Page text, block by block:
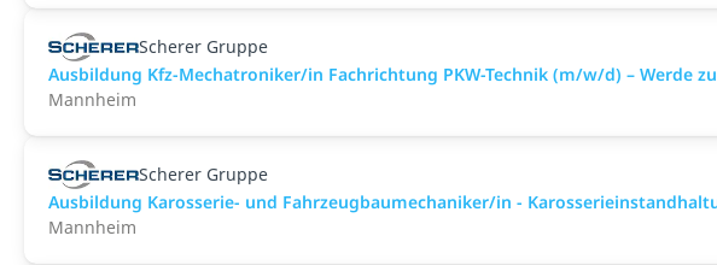
Scherer Gruppe
Ausbildung Kfz-Mechatroniker/in Fachrichtung PKW-Technik (m/w/d) – Werde
Mannheim
Scherer Gruppe
Ausbildung Karosserie- und Fahrzeugbaumechaniker/in -
Mannheim